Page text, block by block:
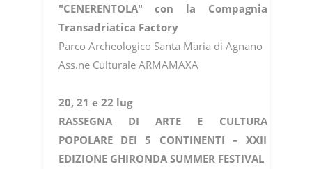
"CENERENTOLA" con la Compagnia
Transadriatica Factory
Parco Archeologico Santa Maria di Agnano
Ass.ne Culturale ARMAMAXA
20, 21 e 22 lug
RASSEGNA DI ARTE E CULTURA
POPOLARE DEI 5 CONTINENTI – XXII
EDIZIONE GHIRONDA SUMMER FESTIVAL